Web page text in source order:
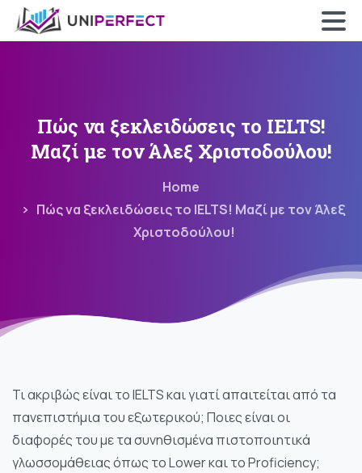
Skip
Πώς να ξεκλειδώσεις το IELTS!
Μαζί με τον Άλεξ Χριστοδούλου!
Home
Πώς να ξεκλειδώσεις το IELTS! Μαζί με τον Άλεξ
Χριστοδούλου!
Τι ακριβώς είναι το IELTS και γιατί απαιτείται από τα
πανεπιστήμια του εξωτερικού; Ποιες είναι οι
διαφορές του με τα συνηθισμένα πιστοποιητικά
γλωσσομάθειας όπως το Lower και το Proficiency;
×